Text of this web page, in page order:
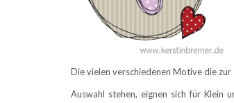
Die vielen verschiedenen Motive die zur
Auswahl stehen, eignen sich für Klein